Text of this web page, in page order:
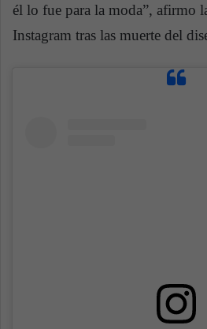
él lo fue para la moda”, afirmo
Instagram tras las muerte del